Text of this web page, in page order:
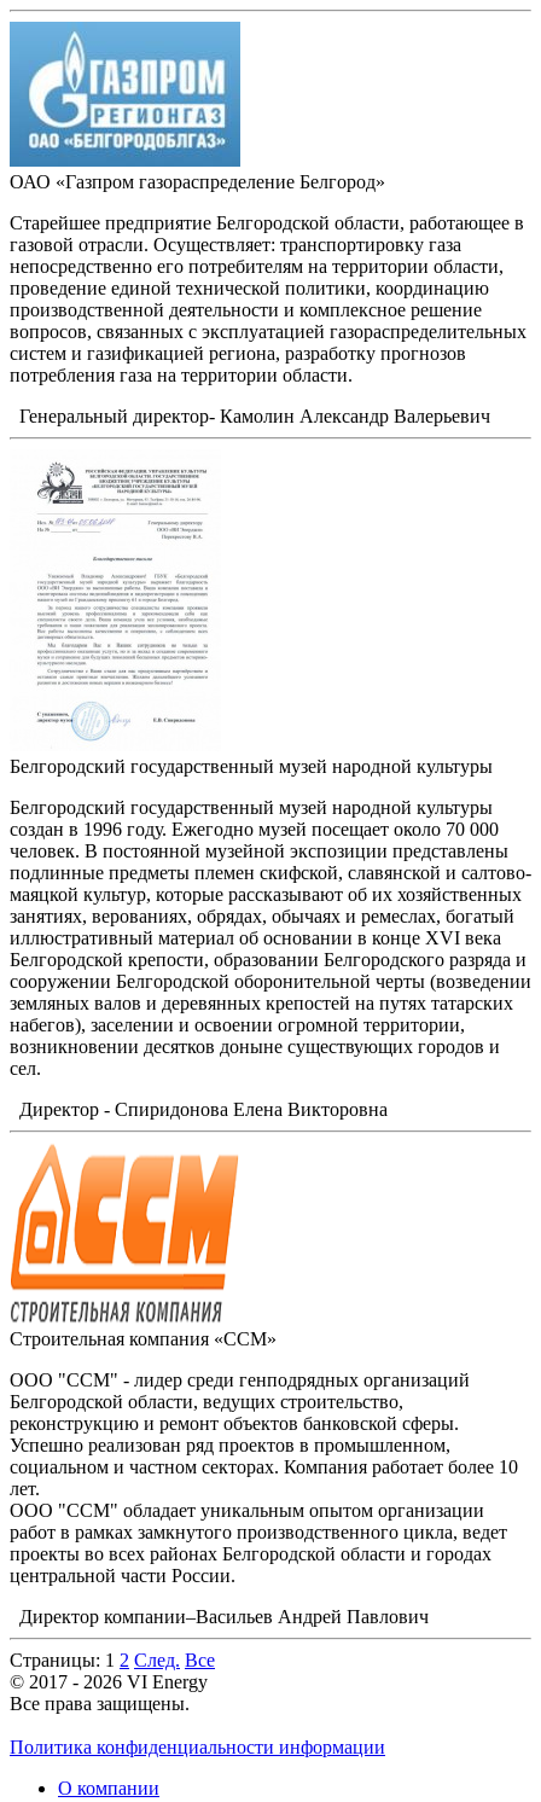
ОАО «Газпром газораспределение Белгород»
Старейшее предприятие Белгородской области, работающее в
газовой отрасли. Осуществляет: транспортировку газа
непосредственно его потребителям на территории области,
проведение единой технической политики, координацию
производственной деятельности и комплексное решение
вопросов, связанных с эксплуатацией газораспределительных
систем и газификацией региона, разработку прогнозов
потребления газа на территории области.
Генеральный директор- Камолин Александр Валерьевич
Белгородский государственный музей народной культуры
Белгородский государственный музей народной культуры
создан в 1996 году. Ежегодно музей посещает около 70 000
человек. В постоянной музейной экспозиции представлены
подлинные предметы племен скифской, славянской и салтово-
маяцкой культур, которые рассказывают об их хозяйственных
занятиях, верованиях, обрядах, обычаях и ремеслах, богатый
иллюстративный материал об основании в конце XVI века
Белгородской крепости, образовании Белгородского разряда и
сооружении Белгородской оборонительной черты (возведении
земляных валов и деревянных крепостей на путях татарских
набегов), заселении и освоении огромной территории,
возникновении десятков доныне существующих городов и
сел.
Директор - Спиридонова Елена Викторовна
Строительная компания «ССМ»
ООО "ССМ" - лидер среди генподрядных организаций
Белгородской области, ведущих строительство,
реконструкцию и ремонт объектов банковской сферы.
Успешно реализован ряд проектов в промышленном,
социальном и частном секторах. Компания работает более 10
лет.
ООО "ССМ" обладает уникальным опытом организации
работ в рамках замкнутого производственного цикла, ведет
проекты во всех районах Белгородской области и городах
центральной части России.
Директор компании–Васильев Андрей Павлович
Страницы: 1 2 След. Все
© 2017 - 2026 VI Energy
Все права защищены.
Политика конфиденциальности информации
О компании